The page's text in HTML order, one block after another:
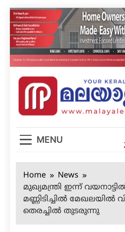
Skip
to
content
MENU
Home
News
മുഖ്യമന്ത്രി ഇന്ന്
മണ്ണിടിച്ചിൽ മേഖലയിൽ
തെരച്ചിൽ തുടരുന്നു